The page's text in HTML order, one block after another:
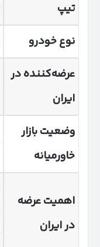
تیپ
نوع خودرو
عرضه‌کننده در
ایران
وضعیت بازار
خاورمیانه
اهمیت عرضه
در ایران